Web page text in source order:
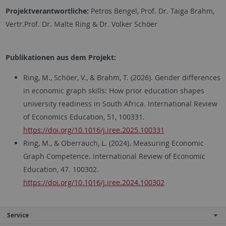
Projektverantwortliche: Petros Bengel, Prof. Dr. Taiga Brahm,
Vertr.Prof. Dr. Malte Ring & Dr. Volker Schöer
Publikationen aus dem Projekt:
Ring, M., Schöer, V., & Brahm, T. (2026). Gender differences
in economic graph skills: How prior education shapes
university readiness in South Africa. International Review
of Economics Education, 51, 100331.
https://doi.org/10.1016/j.iree.2025.100331
Ring, M., & Oberrauch, L. (2024). Measuring Economic
Graph Competence. International Review of Economic
Education, 47. 100302.
https://doi.org/10.1016/j.iree.2024.100302
Service